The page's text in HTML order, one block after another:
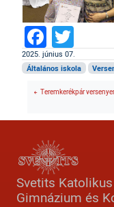
2025. június 07.
Általános iskola
Teremkerékpár
Svetits
Gimnázium és